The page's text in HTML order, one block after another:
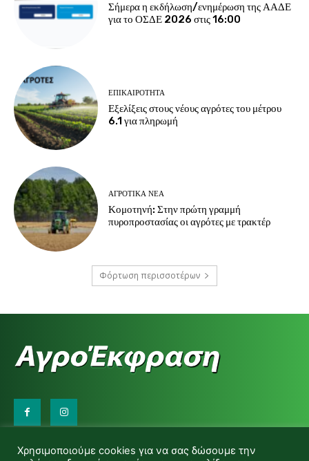
Σήμερα η εκδήλωση/ενημέρωση της ΑΑΔΕ
για το ΟΣΔΕ 2026 στις 16:00
ΕΠΙΚΑΙΡΌΤΗΤΑ
Εξελίξεις στους νέους αγρότες του μέτρου
6.1 για πληρωμή
ΑΓΡΟΤΙΚΆ ΝΈΑ
Κομοτηνή: Στην πρώτη γραμμή
πυροπροστασίας οι αγρότες με τρακτέρ
Φόρτωση περισσοτέρων
d.makas@yahoo.gr
Χρησιμοποιούμε cookies για να σας δώσουμε την